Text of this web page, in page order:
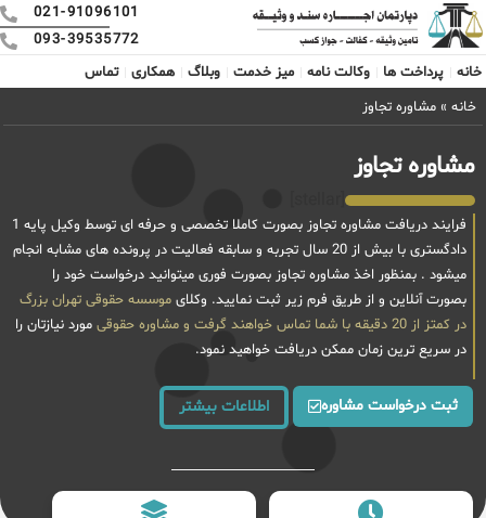
021-91096101
093-39535772
خانه
پرداخت ها وکالت نامه میز خدمت وبلاگ همکاری
تماس
خانه » مشاوره تجاوز
مشاوره تجاوز
فرایند دریافت مشاوره تجاوز بصورت کاملا تخصصی و حرفه ای توسط وکیل پایه 1
دادگستری با بیش از 20 سال تجربه و سابقه فعالیت در پرونده های مشابه انجام
میشود . بمنظور اخذ مشاوره تجاوز بصورت فوری میتوانید درخواست خود را
بصورت آنلاین و از طریق فرم زیر ثبت نمایید. وکلای موسسه حقوقی تهران بزرگ
در کمتز از 20 دقیقه با شما تماس خواهند گرفت و
مشاوره حقوقی مورد نیازتان را
در سریع ترین زمان ممکن دریافت خواهید نمود.
ثبت درخواست مشاوره اطلاعات بیشتر